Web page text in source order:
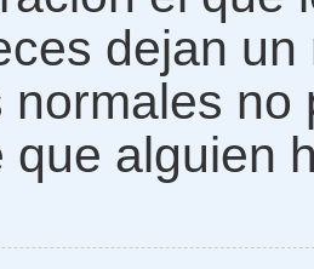
dejan
normales
que alguien